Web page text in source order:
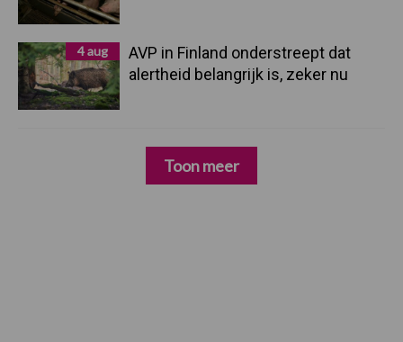
4 aug
AVP in Finland onderstreept dat
alertheid belangrijk is, zeker nu
Toon meer